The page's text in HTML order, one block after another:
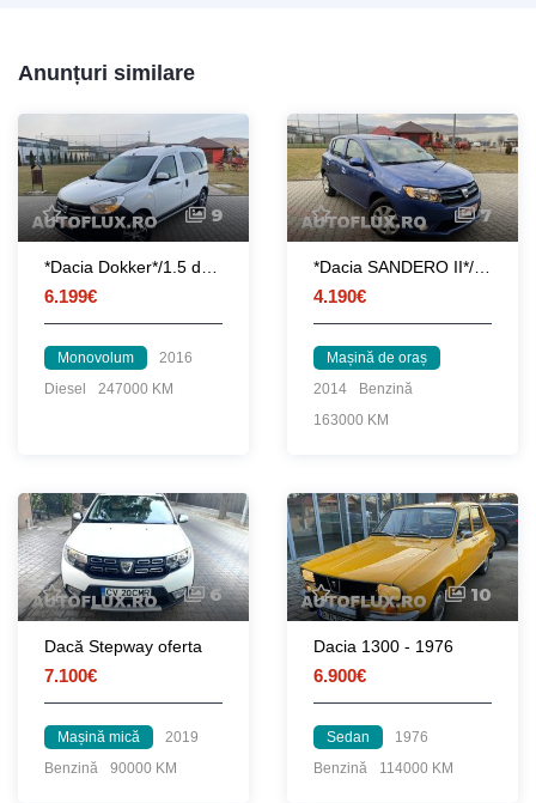
Anunțuri similare
9
6.199€
Monovolum
2016
Diesel
247000 KM
7
4.190€
Mașină de oraș
2014
Benzină
163000 KM
6
Dacă Stepway oferta
7.100€
Mașină mică
2019
Benzină
90000 KM
10
Dacia 1300 - 1976
6.900€
Sedan
1976
Benzină
114000 KM